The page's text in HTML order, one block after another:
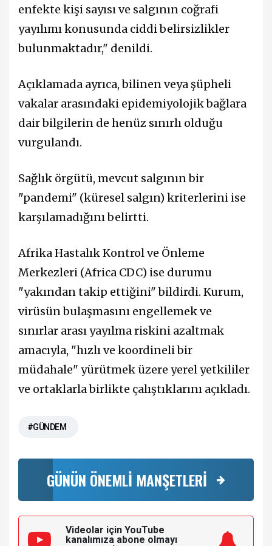
enfekte kişi sayısı ve salgının coğrafi
yayılımı konusunda ciddi belirsizlikler
bulunmaktadır," denildi.
Açıklamada ayrıca, bilinen veya şüpheli
vakalar arasındaki epidemiyolojik bağlara
dair bilgilerin de henüz sınırlı olduğu
vurgulandı.
Sağlık örgütü, mevcut salgının bir
"pandemi" (küresel salgın) kriterlerini ise
karşılamadığını belirtti.
Afrika Hastalık Kontrol ve Önleme
Merkezleri (Africa CDC) ise durumu
"yakından takip ettiğini" bildirdi. Kurum,
virüsün bulaşmasını engellemek ve
sınırlar arası yayılma riskini azaltmak
amacıyla, "hızlı ve koordineli bir
müdahale" yürütmek üzere yerel yetkililer
ve ortaklarla birlikte çalıştıklarını açıkladı.
#GÜNDEM
GÜNÜN ÖNEMLİ MANŞETLERİ
Videolar için YouTube
kanalımıza abone olmayı